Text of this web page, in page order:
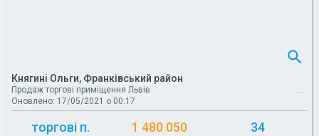
Княгині Ольги, Франківський район
Продаж торгові приміщення Львів
Оновлено: 17/05/2021 о 00:17
торгові п. 1 480 050 34